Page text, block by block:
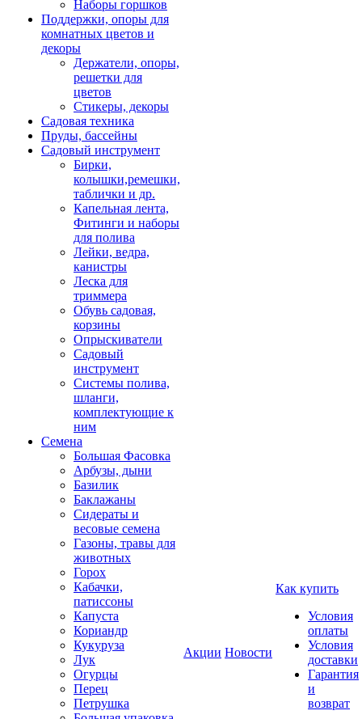
Наборы горшков
Поддержки, опоры для
комнатных цветов и
декоры
Держатели, опоры,
решетки для
цветов
Стикеры, декоры
Садовая техника
Пруды, бассейны
Садовый инструмент
Бирки,
колышки,ремешки,
таблички и др.
Капельная лента,
Фитинги и наборы
для полива
Лейки, ведра,
канистры
Леска для
триммера
Обувь садовая,
корзины
Опрыскиватели
Садовый
инструмент
Системы полива,
шланги,
комплектующие к
ним
Семена
Большая Фасовка
Арбузы, дыни
Базилик
Баклажаны
Сидераты и
весовые семена
Газоны, травы для
животных
Горох
Кабачки,
патиссоны
Капуста
Кориандр
Кукуруза
Лук
Огурцы
Перец
Петрушка
Акции Новости
Как купить
Условия
оплаты
Условия
доставки
Гарантия
и
возврат